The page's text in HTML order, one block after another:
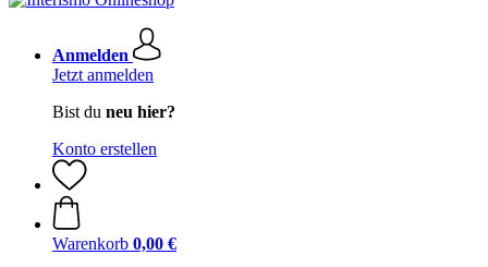
Anmelden
Jetzt anmelden
Bist du neu hier?
Konto erstellen
Warenkorb 0,00 €